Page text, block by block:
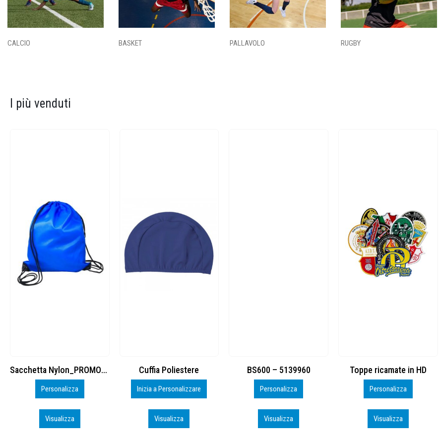
CALCIO BASKET PALLAVOLO RUGBY
I più venduti
Cuffia Poliestere
Inizia a Personalizzare
Visualizza
BS600 – 5139960
Personalizza
Visualizza
Toppe ricamate in HD
Personalizza
Visualizza
KIT CAMP 100 2026_perso
Personalizza
Visualizza